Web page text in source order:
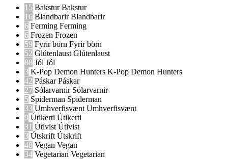
15 BaksturBakstur
16 BlandbarirBlandbarir
6 Ferming Ferming
6 Frozen Frozen
59 Fyrir börn Fyrir börn
52 Glútenlaust Glútenlaust
88 Jól Jól
3 K-Pop Demon Hunters K-Pop Demon Hunters
42 PáskarPáskar
27 Sólarvarnir Sólarvarnir
5 Spiderman Spiderman
33 Umhverfisvænt Umhverfisvænt
9 Útikerti Útikerti
31 Útivist Útivist
3 Útskrift Útskrift
48 Vegan Vegan
34 Vegetarian Vegetarian